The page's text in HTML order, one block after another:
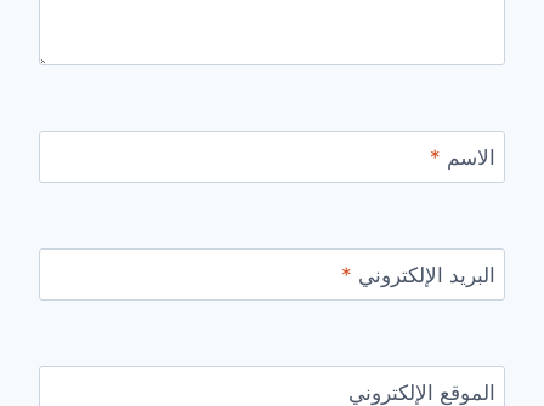
الاسم *
البريد الإلكتروني *
الموقع الإلكتروني